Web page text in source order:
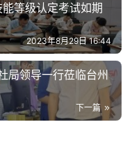
等级认定考试如期
2023年8月29日 16:44
局领导一行莅临台州
下一篇